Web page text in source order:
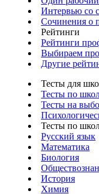
Интервью со
Сочинения о
Рейтинги
Рейтинги
Выбираем
Другие
Тесты для
Тесты по
Тесты на
Тесты по
Русский язык
Математика
Биология
История
Химия